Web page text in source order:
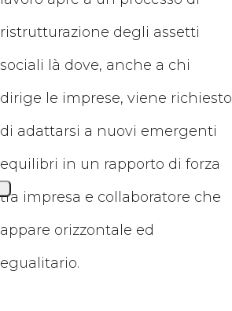
ristrutturazione degli assetti
sociali là dove, anche a chi
dirige le imprese, viene richiesto
di adattarsi a nuovi emergenti
equilibri in un rapporto di forza
tra impresa e collaboratore che
appare orizzontale ed
egualitario.